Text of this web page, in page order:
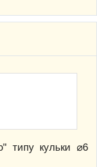
типу кульки ⌀6